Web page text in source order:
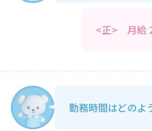
<正> 月給
勤務時間はどのよ